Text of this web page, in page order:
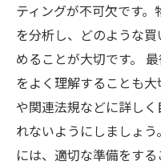
ティングが不可欠です
を分析し、どのような
めることが大切です。
をよく理解することも
や関連法規などに詳し
れないようにしましょ
には、適切な準備をす